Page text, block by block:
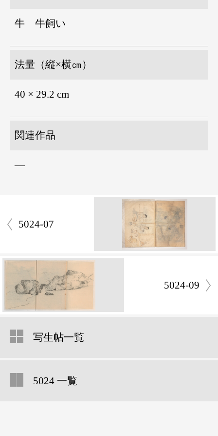
牛 牛飼い
法量（縦×横㎝）
40 × 29.2 cm
関連作品
―
5024-07
写生帖一覧
5024 一覧
5024-09